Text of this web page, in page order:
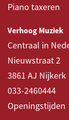
Piano taxeren
Verhoog Muziek
Centraal in
Nieuwstraat 2
3861 AJ Nijkerk
033-2460444
Openingstijden